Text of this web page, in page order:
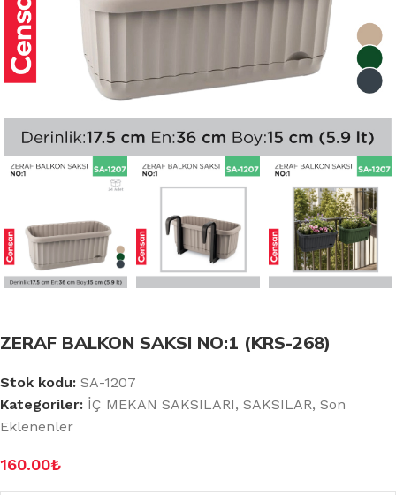
ZERAF BALKON SAKSI NO:1 (KRS-268)
Stok kodu: SA-1207
Kategoriler: İÇ MEKAN SAKSILARI, SAKSILAR, Son
Eklenenler
160.00₺